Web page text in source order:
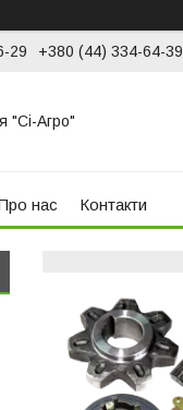
29 +380 (44) 334-64-39
"Сі-Агро"
нас Контакти